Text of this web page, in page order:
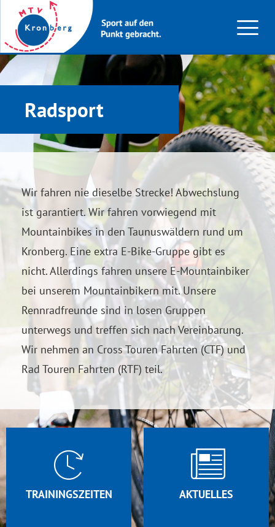
Radsport
Wir fahren nie dieselbe Strecke! Abwechslung
ist garantiert. Wir fahren vorwiegend mit
Mountainbikes in den Taunuswäldern rund um
Kronberg. Eine extra E-Bike-Gruppe gibt es
nicht. Allerdings fahren unsere E-Mountainbiker
bei unserem Mountainbikern mit. Unsere
Rennradfreunde sind in losen Gruppen
unterwegs und treffen sich nach Vereinbarung.
Wir nehmen an Cross Touren Fahrten (CTF) und
Rad Touren Fahrten (RTF) teil.
TRAININGSZEITEN AKTUELLES